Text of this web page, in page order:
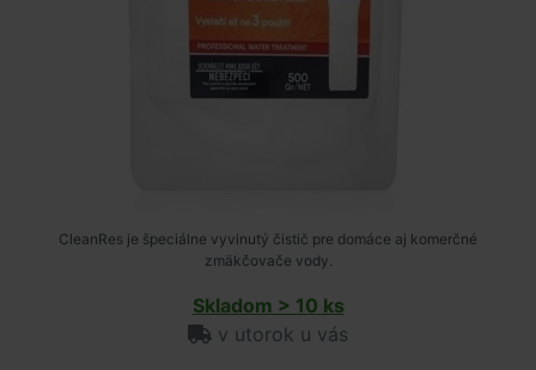
CleanRes je špeciálne vyvinutý čistič pre domáce aj komerčné
zmäkčovače vody.
Skladom > 10 ks
v utorok u vás